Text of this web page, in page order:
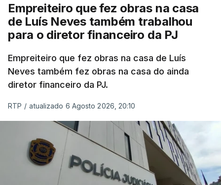
dependia da apresentação de um requerimento,
mas o Governo decidiu, a partir deste ano,
disponibilizar a cópia dos exames classificados a
e rigor do processo" devido às falhas na
classificação eletrónica.
Serão também publicadas as notas da 2.ª fase
Quanto aos pedidos de reapreciação de provas
realizadas durante a 1.ª fase, os resultados só
serão disponibilizados às escolas hoje, mas o MECI
assegurou que as pautas serão afixadas durante a
Empreiteiro que fez obras na casa
de Luís Neves também trabalhou
para o diretor financeiro da PJ
Empreiteiro que fez obras na casa de Luís
Neves também fez obras na casa do ainda
diretor financeiro da PJ.
RTP / atualizado 6 Agosto 2026, 20:10